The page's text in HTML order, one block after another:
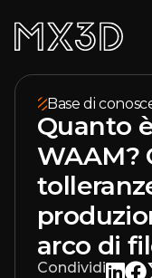
Base di
Quanto
WAAM?
arco di
Condividi